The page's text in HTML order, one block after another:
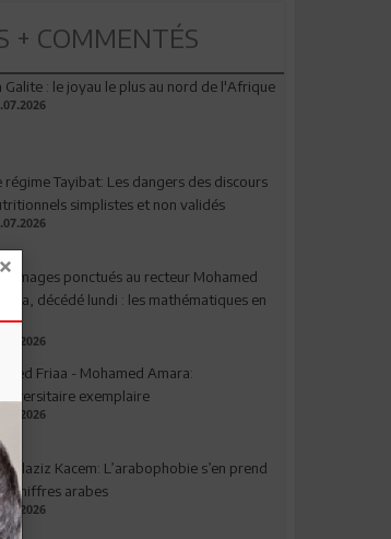
+ COMMENTÉS
Galite : le joyau le plus au nord de l'Afrique
régime Tayibat: Les dangers des discours
simplistes et non validés
ponctués au recteur Mohamed
décédé lundi : les mathématiques en
Friaa - Mohamed Amara:
exemplaire
Kacem: L’arabophobie s’en prend
chiffres arabes